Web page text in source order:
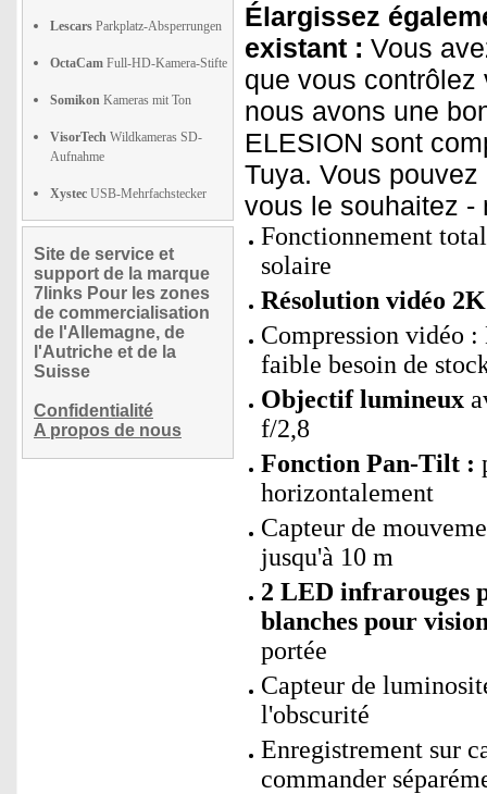
Lescars Parkplatz-Absperrungen
OctaCam Full-HD-Kamera-Stifte
Somikon Kameras mit Ton
VisorTech Wildkameras SD-
Aufnahme
Xystec USB-Mehrfachstecker
Site de service et
support de la marque
7links Pour les zones
de commercialisation
de l'Allemagne, de
l'Autriche et de la
Suisse
Confidentialité
A propos de nous
Élargissez
existant : Vous
que vous
nous avons une
ELESION sont
Tuya. Vous
vous le souhaitez -
Fonctionnement
solaire
Résolution vidéo
Compression vidéo
faible besoin de
Objectif lumineux
f/2,8
Fonction Pan-Tilt :
horizontalement
Capteur de
jusqu'à 10 m
2 LED infrarouges
blanches pour
portée
Capteur de
l'obscurité
Enregistrement sur
commander